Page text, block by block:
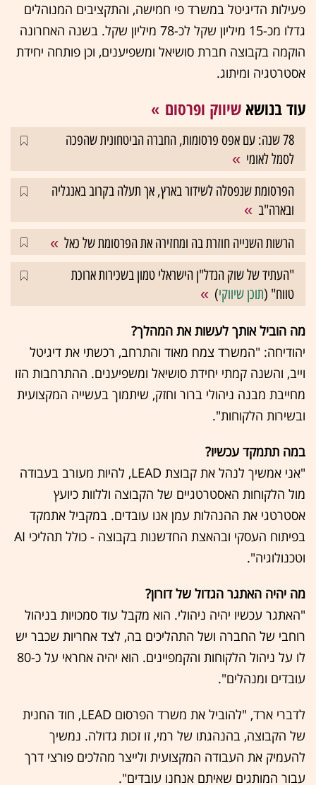
פעילות הדיגיטל במשרד פי חמישה, והתקציבים המנוהלים
גדלו מכ-15 מיליון שקל לכ-78 מיליון שקל. בשנה האחרונה
הוקמה בקבוצה חברת סושיאל ומשפיענים, וכן פותחה יחידת
אסטרטגיה ומיתוג.
עוד בנושא שיווק ופרסום
78 שנה: עם אפס פרסומות, החברה הביטחונית שהפכה
לסמל לאומי
הפרסומת שנפסלה לשידור בארץ, אך תעלה בקרוב באנגליה
ובארה"ב
הרשות השנייה חוזרת בה ומחזירה את הפרסומת של כאל
"העתיד של שוק הנדל"ן הישראלי טמון בשכירות ארוכת
טווח" (תוכן שיווקי)
מה הוביל אותך לעשות את המהלך?
יהודיחה: "המשרד צמח מאוד והתרחב, רכשתי את דיגיטל
וייב, והשנה קמתי יחידת סושיאל ומשפיענים. ההתרחבות הזו
מחייבת מבנה ניהולי ברור וחזק, שיתמוך בעשייה המקצועית
ובשירות הלקוחות".
במה תתמקד עכשיו?
"אני אמשיך לנהל את קבוצת LEAD, להיות מעורב בעבודה
מול הלקוחות האסטרטגיים של הקבוצה וללוות כיועץ
אסטרטגי את ההנהלות עמן אנו עובדים. במקביל אתמקד
בפיתוח העסקי ובהאצת החדשנות בקבוצה - כולל תהליכי AI
וטכנולוגיה".
מה יהיה האתגר הגדול של דורון?
"האתגר עכשיו יהיה ניהולי. הוא מקבל עוד סמכויות בניהול
רוחבי של החברה ושל התהליכים בה, לצד אחריות שכבר יש
לו על ניהול הלקוחות והקמפיינים. הוא יהיה אחראי על כ-80
עובדים ומנהלים".
לדברי ארד, "להוביל את משרד הפרסום LEAD, חוד החנית
של הקבוצה, בהנהגתו של רמי, זו זכות גדולה. נמשיך
להעמיק את העבודה המקצועית ולייצר מהלכים פורצי דרך
עבור המותגים שאיתם אנחנו עובדים".